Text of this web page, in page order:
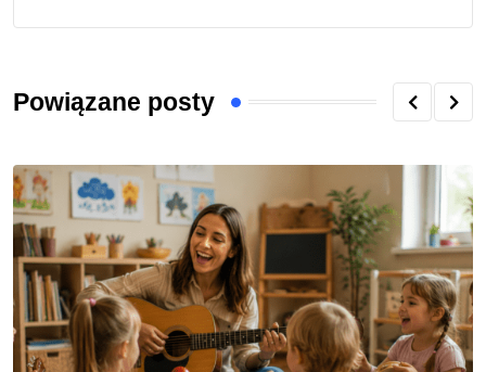
Powiązane posty